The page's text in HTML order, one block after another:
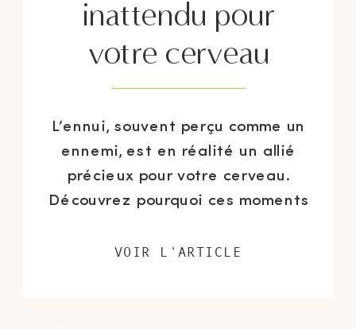
inattendu pour
votre cerveau
L’ennui, souvent perçu comme un
ennemi, est en réalité un allié
précieux pour votre cerveau.
Découvrez pourquoi ces moments
créativité, améliorer votre
VOIR L'ARTICLE